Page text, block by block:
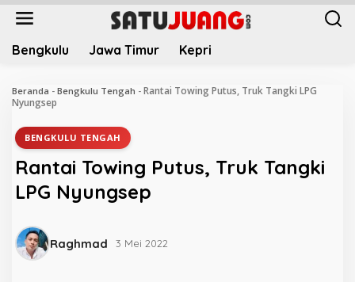
L
Bengkulu Jawa Timur Kepri
Beranda - Bengkulu Tengah - Rantai Towing Putus, Truk Tangki LPG
Nyungsep
BENGKULU TENGAH
Rantai Towing Putus, Truk Tangki
LPG Nyungsep
Raghmad 3 Mei 2022